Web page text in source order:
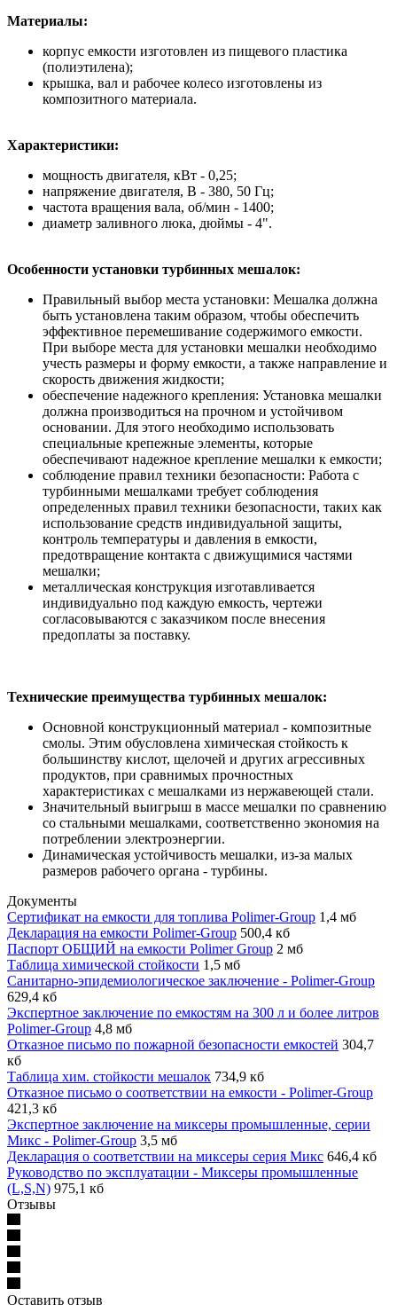
Материалы:
корпус емкости изготовлен из пищевого пластика
(полиэтилена);
крышка, вал и рабочее колесо изготовлены из
композитного материала.
Характеристики:
мощность двигателя, кВт - 0,25;
напряжение двигателя, В - 380, 50 Гц;
частота вращения вала, об/мин - 1400;
диаметр заливного люка, дюймы - 4".
Особенности установки турбинных мешалок:
Правильный выбор места установки: Мешалка должна
быть установлена таким образом, чтобы обеспечить
эффективное перемешивание содержимого емкости.
При выборе места для установки мешалки необходимо
учесть размеры и форму емкости, а также направление и
скорость движения жидкости;
обеспечение надежного крепления: Установка мешалки
должна производиться на прочном и устойчивом
основании. Для этого необходимо использовать
специальные крепежные элементы, которые
обеспечивают надежное крепление мешалки к емкости;
соблюдение правил техники безопасности: Работа с
турбинными мешалками требует соблюдения
определенных правил техники безопасности, таких как
использование средств индивидуальной защиты,
контроль температуры и давления в емкости,
предотвращение контакта с движущимися частями
мешалки;
металлическая конструкция изготавливается
индивидуально под каждую емкость, чертежи
согласовываются с заказчиком после внесения
предоплаты за поставку.
Технические преимущества турбинных мешалок:
Основной конструкционный материал - композитные
смолы. Этим обусловлена химическая стойкость к
большинству кислот, щелочей и других агрессивных
продуктов, при сравнимых прочностных
характеристиках с мешалками из нержавеющей стали.
Значительный выигрыш в массе мешалки по сравнению
со стальными мешалками, соответственно экономия на
потреблении электроэнергии.
Динамическая устойчивость мешалки, из-за малых
размеров рабочего органа - турбины.
Документы
Сертификат на емкости для топлива Polimer-Group 1,4 мб
Декларация на емкости Polimer-Group 500,4 кб
Паспорт ОБЩИЙ на емкости Polimer Group 2 мб
Таблица химической стойкости 1,5 мб
Санитарно-эпидемиологическое заключение - Polimer-Group
629,4 кб
Экспертное заключение по емкостям на 300 л и более литров
Polimer-Group 4,8 мб
Отказное письмо по пожарной безопасности емкостей 304,7
кб
Таблица хим. стойкости мешалок 734,9 кб
Отказное письмо о соответствии на емкости - Polimer-Group
421,3 кб
Экспертное заключение на миксеры промышленные, серии
Микс - Polimer-Group 3,5 мб
Декларация о соответствии на миксеры серия Микс 646,4 кб
Руководство по эксплуатации - Миксеры промышленные
(L,S,N) 975,1 кб
Отзывы
Оставить отзыв